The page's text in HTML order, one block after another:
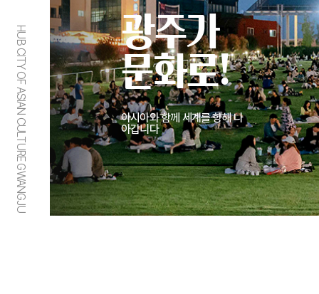
HUB CITY OF ASIAN CULTURE GWANGJU
광주가
문화로!
아시아와 함께 세계를 향해 나
아갑니다